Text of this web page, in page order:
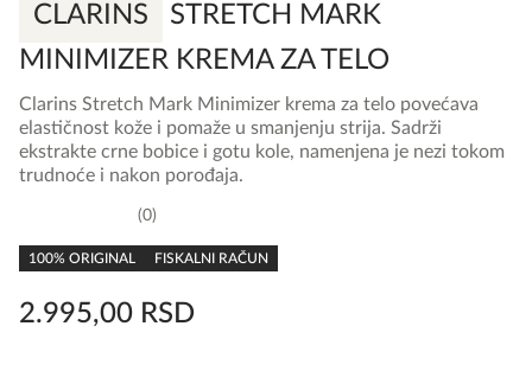
CLARINS
STRETCH MARK
MINIMIZER KREMA ZA TELO
rating
0
100% ORIGINAL FISKALNI RAČUN
2.995,00 RSD
Clarins Stretch Mark Minimizer krema za telo povećava
elastičnost kože i pomaže u smanjenju strija. Sadrži
ekstrakte crne bobice i gotu kole, namenjena je nezi tokom
trudnoće i nakon porođaja.